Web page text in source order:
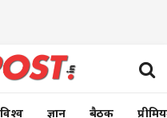
विश्व ज्ञान बैठक